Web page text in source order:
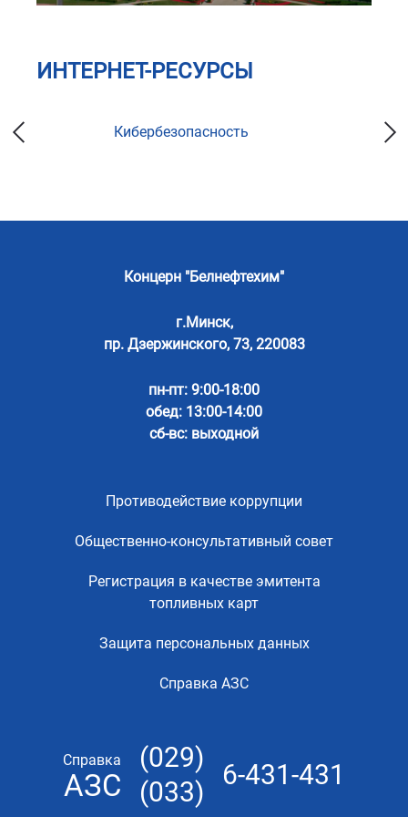
ИНТЕРНЕТ-РЕСУРСЫ
Кибербезопасность
Концерн "Белнефтехим"
г.Минск,
пр. Дзержинского, 73, 220083
пн-пт: 9:00-18:00
обед: 13:00-14:00
сб-вс: выходной
Противодействие коррупции
Общественно-консультативный совет
Регистрация в качестве эмитента
топливных карт
Защита персональных данных
Справка АЗС
Справка
АЗС
(029)
(033)
6-431-431